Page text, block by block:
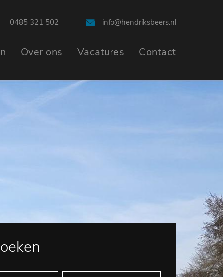
0485 321 502 info@hendriksbeers.nl
Over ons Vacatures Contact